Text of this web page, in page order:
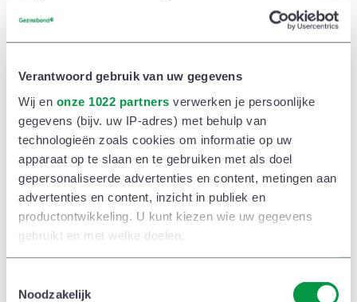
Verantwoord gebruik van uw gegevens
Wij en onze 1022 partners verwerken je persoonlijke
gegevens (bijv. uw IP-adres) met behulp van
technologieën zoals cookies om informatie op uw
apparaat op te slaan en te gebruiken met als doel
gepersonaliseerde advertenties en content, metingen aan
advertenties en content, inzicht in publiek en
productontwikkeling. U kunt kiezen wie uw gegevens
gebruikt en met welke doelen.
Informatie verzamelen over uw geografische
Noodzakelijk
Behoud je elk je eigen rekening, dan verdeel je de
vaste kosten onder elkaar en bepaal je wie welk deel
rekenwerk. Kinderen die komen en gaan, maken het
moeilijker om alles eerlijk te verdelen en het overzicht
over de gezinsuitgaven te bewaren.
De keuze voor een (enige) gezamenlijke rekening
maakt overzicht houden en budgetteren in elk geval
eenvoudiger. Beide lonen en andere inkomsten
komen dan op een rekening waarmee jullie alle